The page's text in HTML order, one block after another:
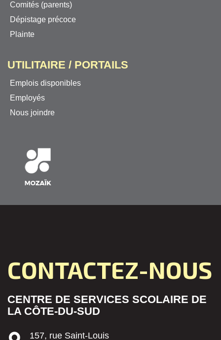
Comités (parents)
Dépistage précoce
Plainte
UTILITAIRE / PORTAILS
Emplois disponibles
Employés
Nous joindre
CONTACTEZ-NOUS
CENTRE DE SERVICES SCOLAIRE DE
LA CÔTE-DU-SUD
157, rue Saint-Louis